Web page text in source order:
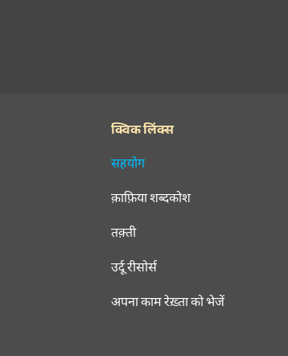
क्विक लिंक्स
सहयोग
क़ाफ़िया शब्दकोश
तक़्ती
उर्दू रीसोर्स
अपना काम रेख़्ता को भेजें